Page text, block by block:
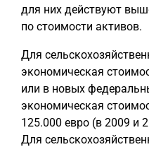
для них действуют
по стоимости активов.
Для
экономическая
или в новых
экономическая
125.000 евро (в 2009 и
Для